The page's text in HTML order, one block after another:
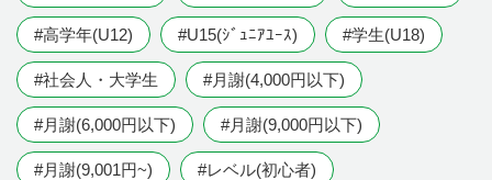
#高学年(U12) #U15(ｼﾞｭﾆｱﾕｰｽ) #学生(U18)
#社会人・大学生 #月謝(4,000円以下)
#月謝(6,000円以下) #月謝(9,000円以下)
#月謝(9,001円~) #レベル(初心者)